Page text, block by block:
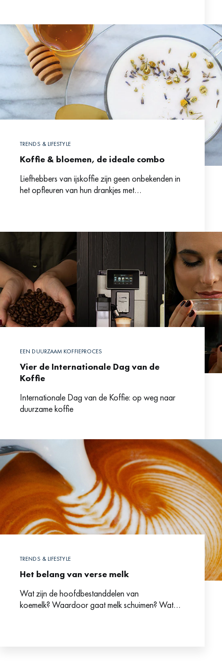
TRENDS & LIFESTYLE
Koffie & bloemen, de ideale combo
Liefhebbers van ijskoffie zijn geen onbekenden in
het opfleuren van hun drankjes met
EEN DUURZAAM KOFFIEPROCES
Vier de Internationale Dag van de
Koffie
Internationale Dag van de Koffie: op weg naar
duurzame koffie
TRENDS & LIFESTYLE
Het belang van verse melk
Wat zijn de hoofdbestanddelen van
koemelk? Waardoor gaat melk schuimen? Wat